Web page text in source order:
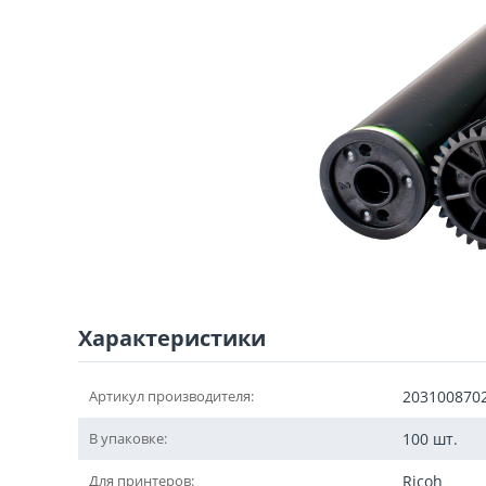
Характеристики
Артикул производителя:
В упаковке: 100 шт.
Для принтеров: Ricoh